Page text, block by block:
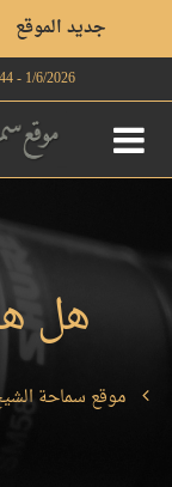
جديد الموقع
1/6/2026 - 11:44 م
هل
موقع سماحة